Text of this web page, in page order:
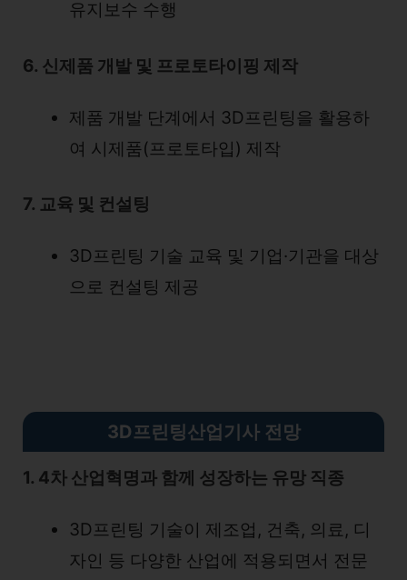
유지보수 수행
6. 신제품 개발 및 프로토타이핑 제작
제품 개발 단계에서 3D프린팅을 활용하
여 시제품(프로토타입) 제작
7. 교육 및 컨설팅
3D프린팅 기술 교육 및 기업·기관을 대상
으로 컨설팅 제공
3D프린팅산업기사 전망
1. 4차 산업혁명과 함께 성장하는 유망 직종
3D프린팅 기술이 제조업, 건축, 의료, 디
자인 등 다양한 산업에 적용되면서 전문